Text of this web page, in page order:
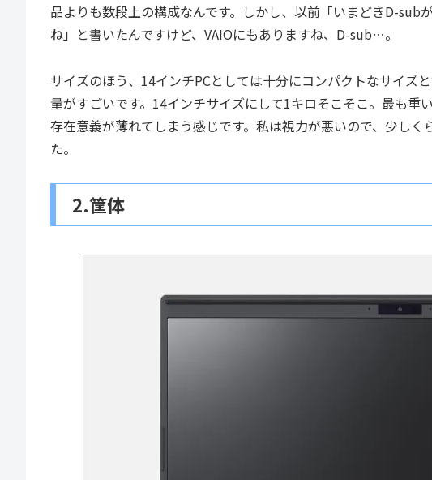
品よりも数段上の構成なんです。しかし、以前「いまどきD-
ね」と書いたんですけど、VAIOにもありますね、D-sub…。
サイズのほう、14インチPCとしては十分にコンパクトなサイズ
量がすごいです。14インチサイズにして1キロそこそこ。最も重
存在意義が薄れてしまう感じです。私は視力が悪いので、少し
た。
2.筐体